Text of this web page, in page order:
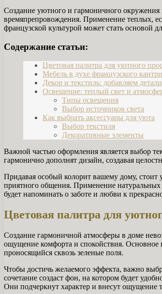
Создание уютного и гармоничного окружения
времяпрепровождения. Применение теплых,
французской культурой может стать
Содержание статьи:
Цветовая палитра для уютного
Мебель в духе французского кантри
Декор и текстиль: добавляем детали
Освещение: теплый свет и
Типы освещения
Выбор источников света
Как выбрать аксессуары для уюта
Выбор текстиля
Декоративные элементы
Важной частью оформления является выбор
гармонично дополнят дизайн, создавая
Придавая особый колорит вашему дому,
приятного общения. Применение натуральных
будет напоминать о заботе и любви к
Цветовая палитра для
Создание гармоничной атмосферы в доме
ощущение комфорта и спокойствия. Основное
проносящийся сквозь зеленые поля.
Чтобы достичь желаемого эффекта, важно
сочетание создаст фон, на котором будет
Они подчеркнут характер и внесут ощущение